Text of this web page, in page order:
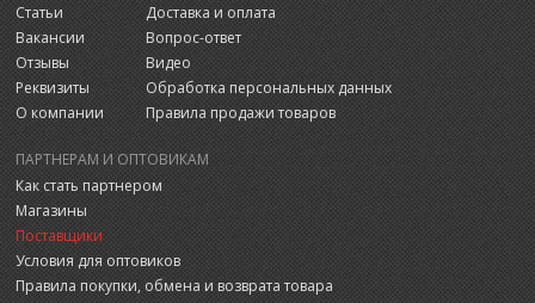
Статьи
Вакансии
Отзывы
Реквизиты
О компании
Доставка и оплата
Вопрос-ответ
Видео
Обработка персональных данных
Правила продажи товаров
ПАРТНЕРАМ И ОПТОВИКАМ
Как стать партнером
Магазины
Поставщики
Условия для оптовиков
Правила покупки, обмена и возврата товара